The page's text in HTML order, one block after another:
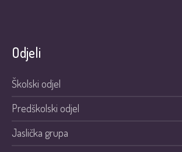
Odjeli
Školski odjel
Predškolski odjel
Jaslička grupa